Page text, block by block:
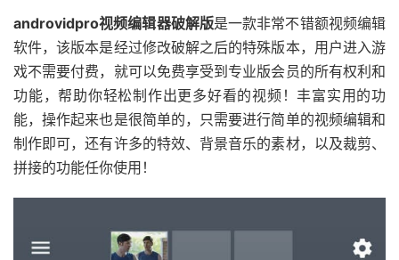
androvidpro视频编辑器破解版是一款非常不错额视频编辑
软件，该版本是经过修改破解之后的特殊版本，用户进入游
戏不需要付费，就可以免费享受到专业版会员的所有权利和
功能，帮助你轻松制作出更多好看的视频！丰富实用的功
能，操作起来也是很简单的，只需要进行简单的视频编辑和
制作即可，还有许多的特效、背景音乐的素材，以及裁剪、
拼接的功能任你使用！